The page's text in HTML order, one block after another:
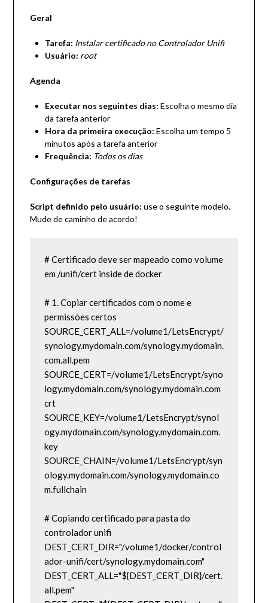
Geral
Tarefa: Instalar certificado no Controlador Unifi
Usuário: root
Agenda
Executar nos seguintes dias: Escolha o mesmo dia
da tarefa anterior
Hora da primeira execução: Escolha um tempo 5
minutos após a tarefa anterior
Frequência: Todos os dias
Configurações de tarefas
Script definido pelo usuário: use o seguinte modelo.
Mude de caminho de acordo!
# Certificado deve ser mapeado como volume
em /unifi/cert inside de docker
# 1. Copiar certificados com o nome e
permissões certos
SOURCE_CERT_ALL=/volume1/LetsEncrypt/
synology.mydomain.com/synology.mydomain.
com.all.pem
SOURCE_CERT=/volume1/LetsEncrypt/syno
logy.mydomain.com/synology.mydomain.com
crt
SOURCE_KEY=/volume1/LetsEncrypt/synol
ogy.mydomain.com/synology.mydomain.com.
key
SOURCE_CHAIN=/volume1/LetsEncrypt/syn
ology.mydomain.com/synology.mydomain.co
m.fullchain
# Copiando certificado para pasta do
controlador unifi
DEST_CERT_DIR="/volume1/docker/control
ador-unifi/cert/synology.mydomain.com"
DEST_CERT_ALL="${DEST_CERT_DIR}/cert.
all.pem"